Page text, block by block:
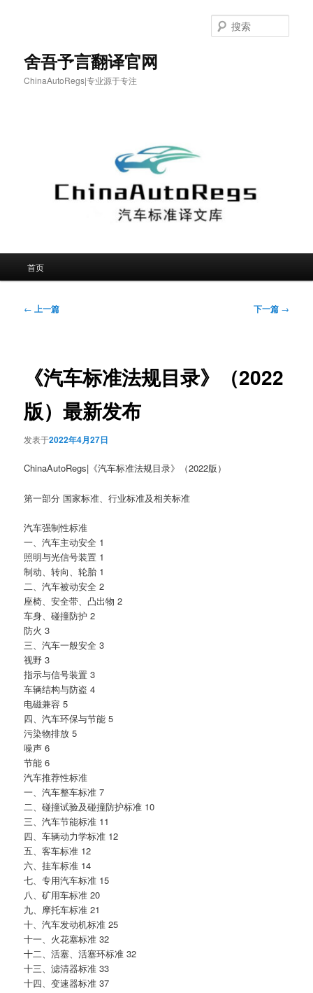
舍吾予言翻译官网
ChinaAutoRegs|专业源于专注
索
首页
文
← 上一篇 下一篇 →
《汽车标准法规目录》（2022
版）最新发布
发表于2022年4月27日
ChinaAutoRegs|《汽车标准法规目录》（2022版）
第一部分 国家标准、行业标准及相关标准
汽车强制性标准
一、汽车主动安全 1
照明与光信号装置 1
制动、转向、轮胎 1
二、汽车被动安全 2
座椅、安全带、凸出物 2
车身、碰撞防护 2
防火 3
三、汽车一般安全 3
视野 3
指示与信号装置 3
车辆结构与防盗 4
电磁兼容 5
四、汽车环保与节能 5
污染物排放 5
噪声 6
节能 6
汽车推荐性标准
一、汽车整车标准 7
二、碰撞试验及碰撞防护标准 10
三、汽车节能标准 11
四、车辆动力学标准 12
五、客车标准 12
六、挂车标准 14
七、专用汽车标准 15
八、矿用车标准 20
九、摩托车标准 21
十、汽车发动机标准 25
十一、火花塞标准 32
十二、活塞、活塞环标准 32
十三、滤清器标准 33
十四、变速器标准 37